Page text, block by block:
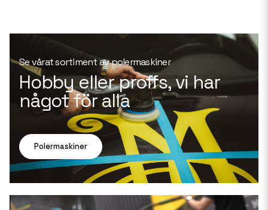
Se vårat sortiment av polermaskiner
Hobby eller proffs, vi har
något för alla
Polermaskiner